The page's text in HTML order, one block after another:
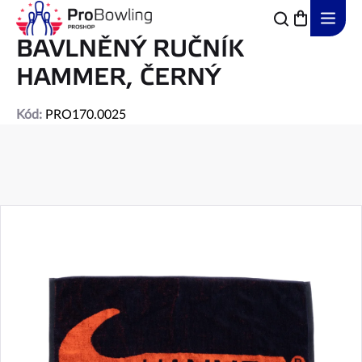
Přejít
obsah
BAVLNĚNÝ RUČNÍK
HAMMER, ČERNÝ
Kód: PRO170.0025